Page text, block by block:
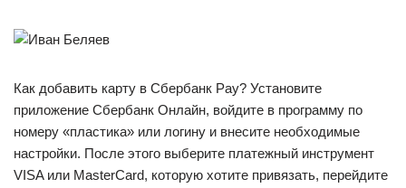
Как добавить карту в Сбербанк Pay? Установите
приложение Сбербанк Онлайн, войдите в программу по
номеру «пластика» или логину и внесите необходимые
настройки. После этого выберите платежный инструмент
VISA или MasterCard, которую хотите привязать, перейдите